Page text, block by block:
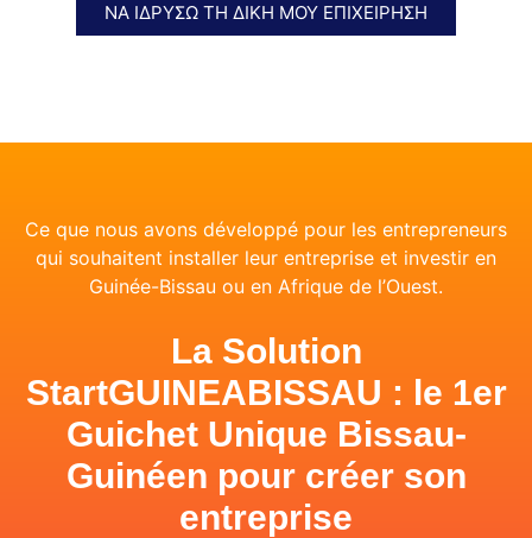
ΝΑ ΙΔΡΎΣΩ ΤΗ ΔΙΚΉ ΜΟΥ ΕΠΙΧΕΊΡΗΣΗ
Ce que nous avons développé pour les entrepreneurs
qui souhaitent installer leur entreprise et investir en
Guinée-Bissau ou en Afrique de l’Ouest.
La Solution
StartGUINEABISSAU : le 1er
Guichet Unique Bissau-
Guinéen pour créer son
entreprise